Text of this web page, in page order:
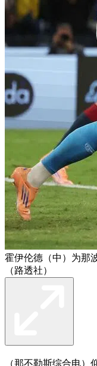
霍伊伦德（中）为那
（路透社）
（那不勒斯综合电）